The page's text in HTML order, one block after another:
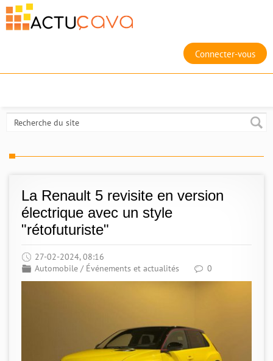
Connecter-vous
La Renault 5 revisite en version
électrique avec un style
"rétofuturiste"
27-02-2024, 08:16
Automobile / Événements et actualités 0